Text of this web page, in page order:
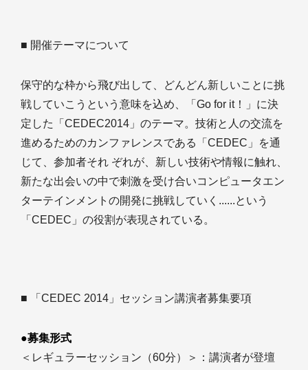
■ 開催テーマについて
保守的な枠から飛び出して、どんどん新しいことに挑
戦していこうという意味を込め、「Go for it！」に決
定した「CEDEC2014」のテーマ。技術と人の交流を
進めるためのカンファレンスである「CEDEC」を通
じて、参加者それ ぞれが、新しい技術や情報に触れ、
新たな出会いの中で刺激を受け合いコンピュータエン
ターテインメントの開発に挑戦していく......という
「CEDEC」の役割が表現されている。
■ 「CEDEC 2014」セッション講演者募集要項
●募集形式
＜レギュラーセッション（60分）＞：講演者が登壇